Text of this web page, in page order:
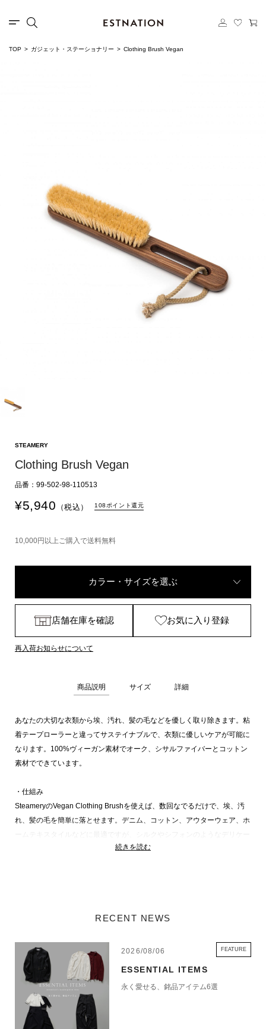
TOP ガジェット・ステーショナリー Clothing Brush Vegan
STEAMERY
Clothing Brush Vegan
品番：99-502-98-110513
¥5,940 （税込） 108ポイント還元
10,000円以上ご購入で送料無料
カラー・サイズを選ぶ
店舗在庫を確認 お気に入り登録
再入荷お知らせについて
商品説明 サイズ 詳細
あなたの大切な衣類から埃、汚れ、髪の毛などを優しく取り除きます。粘
着テープローラーと違ってサステイナブルで、衣類に優しいケアが可能に
なります。100%ヴィーガン素材でオーク、シサルファイバーとコットン
素材でできています。
・仕組み
SteameryのVegan Clothing Brushを使えば、数回なでるだけで、埃、汚
れ、髪の毛を簡単に落とせます。デニム、コットン、アウターウェア、ホ
トな素材には使わないようにしてください。
持ち運びもしやすいサイズ感
（シルク、シフォンなどのデリケートな素材には使用しないでください）
・スペック
サイズ: 26 x 3.4 x 4.5 cm
持ち手: オーク素材、ダークワックスコーティング
ブラシ部分: シサルファイバー
続きを読む
RECENT NEWS
2026/08/06 FEATURE
ESSENTIAL ITEMS
永く愛せる、銘品アイテム6選